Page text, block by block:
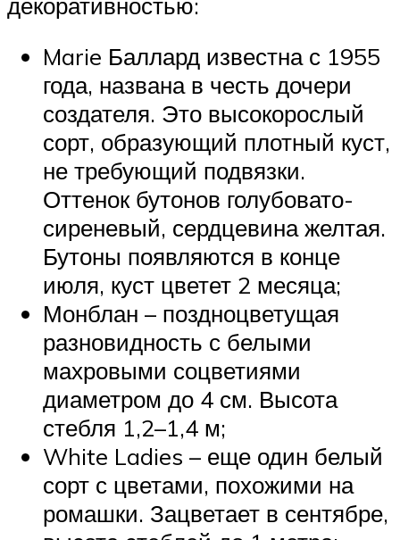
Marie Баллард известна с 1955
года, названа в честь дочери
создателя. Это высокорослый
сорт, образующий плотный куст,
не требующий подвязки.
Оттенок бутонов голубовато-
сиреневый, сердцевина желтая.
Бутоны появляются в конце
июля, куст цветет 2 месяца;
Монблан – поздноцветущая
разновидность с белыми
махровыми соцветиями
диаметром до 4 см. Высота
стебля 1,2–1,4 м;
White Ladies – еще один белый
сорт с цветами, похожими на
ромашки. Зацветает в сентябре,